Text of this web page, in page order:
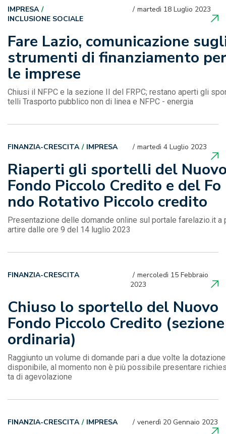
Fare Lazio, comunicazione
strumenti di finanziamento per
le imprese
martedì 18 Luglio 2023
IMPRESA
INCLUSIONE SOCIALE
Chiusi il NFPC e la sezione II del FRPC; restano aperti gli
telli Trasporto pubblico non di linea e NFPC - energia
Riaperti gli sportelli del
Fondo Piccolo Credito e del Fo
ndo Rotativo Piccolo credito
martedì 4 Luglio 2023
FINANZIA-CRESCITA IMPRESA
Presentazione delle domande online sul portale farelazio.it a
artire dalle ore 9 del 14 luglio 2023
Chiuso lo sportello del Nuovo
Fondo Piccolo Credito (sezione
ordinaria)
mercoledì 15 Febbraio
2023
FINANZIA-CRESCITA
Raggiunto un volume di domande pari a due volte la dotazione
disponibile, al momento non è più possibile presentare
ta di agevolazione
venerdì 20 Gennaio 2023
FINANZIA-CRESCITA IMPRESA